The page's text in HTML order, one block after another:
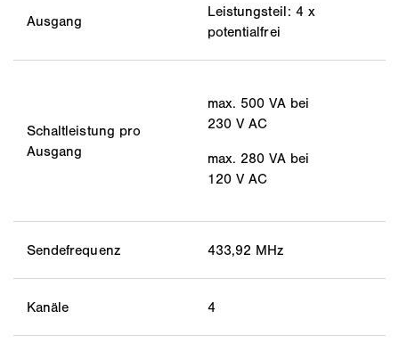
Ausgang
Leistungsteil: 4 x
potentialfrei
Schaltleistung pro
Ausgang
max. 500 VA bei
230 V AC
max. 280 VA bei
120 V AC
Sendefrequenz 433,92 MHz
Kanäle 4